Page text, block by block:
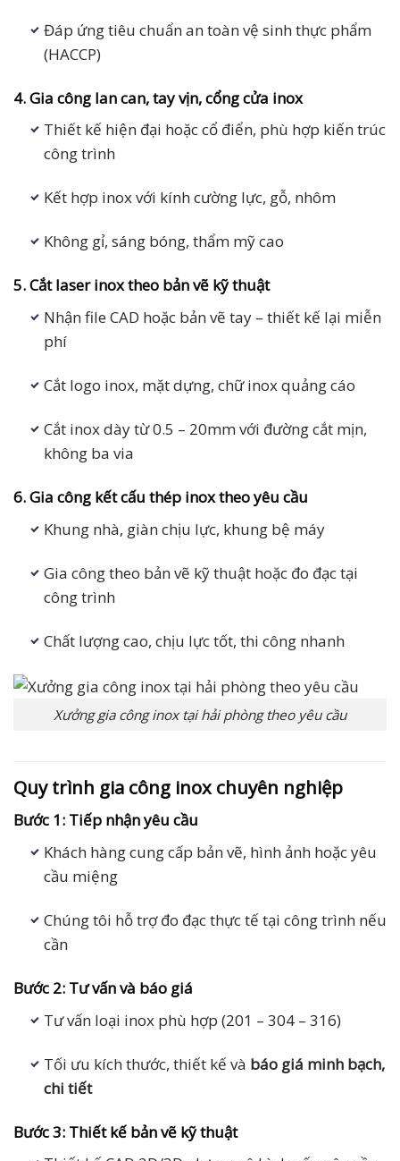
Đáp ứng tiêu chuẩn an toàn vệ sinh thực phẩm
(HACCP)
4. Gia công lan can, tay vịn, cổng cửa inox
Thiết kế hiện đại hoặc cổ điển, phù hợp kiến trúc
công trình
Kết hợp inox với kính cường lực, gỗ, nhôm
Không gỉ, sáng bóng, thẩm mỹ cao
5. Cắt laser inox theo bản vẽ kỹ thuật
Nhận file CAD hoặc bản vẽ tay – thiết kế lại miễn
phí
Cắt logo inox, mặt dựng, chữ inox quảng cáo
Cắt inox dày từ 0.5 – 20mm với đường cắt mịn,
không ba via
6. Gia công kết cấu thép inox theo yêu cầu
Khung nhà, giàn chịu lực, khung bệ máy
Gia công theo bản vẽ kỹ thuật hoặc đo đạc tại
công trình
Chất lượng cao, chịu lực tốt, thi công nhanh
Xưởng gia công inox tại hải phòng theo yêu cầu
Quy trình gia công inox chuyên nghiệp
Bước 1: Tiếp nhận yêu cầu
Khách hàng cung cấp bản vẽ, hình ảnh hoặc yêu
cầu miệng
Chúng tôi hỗ trợ đo đạc thực tế tại công trình nếu
cần
Bước 2: Tư vấn và báo giá
Tư vấn loại inox phù hợp (201 – 304 – 316)
Tối ưu kích thước, thiết kế và báo giá minh bạch,
chi tiết
Bước 3: Thiết kế bản vẽ kỹ thuật